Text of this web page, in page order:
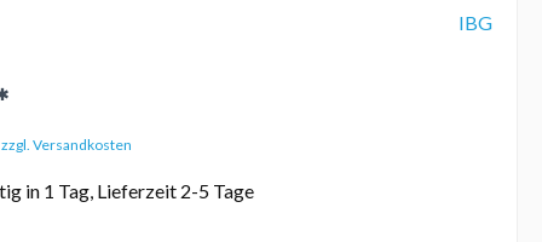
IBG
Versandkosten
in 1 Tag, Lieferzeit 2-5 Tage